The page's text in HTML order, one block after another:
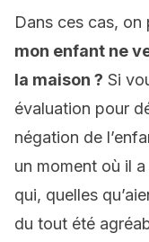
Dans ces cas, on
mon enfant ne
la maison ? Si
évaluation pour
négation de
un moment où il
qui, quelles
du tout été